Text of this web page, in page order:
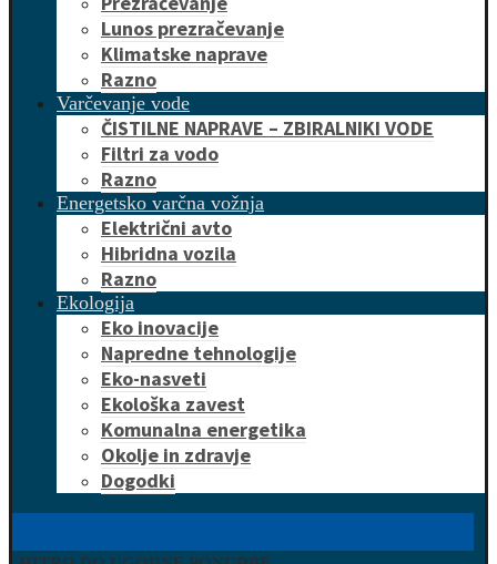
Lunos prezračevanje
Klimatske naprave
Razno
Varčevanje vode
ČISTILNE NAPRAVE – ZBIRALNIKI VODE
Filtri za vodo
Razno
Energetsko varčna vožnja
Električni avto
Hibridna vozila
Razno
Ekologija
Eko inovacije
Napredne tehnologije
Eko-nasveti
Ekološka zavest
Komunalna energetika
Okolje in zdravje
Dogodki